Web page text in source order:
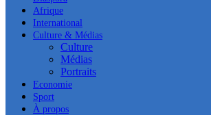
Afrique
International
Culture & Médias
Culture
Médias
Portraits
Economie
Sport
À propos